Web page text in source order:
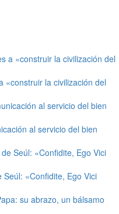
«construir la civilización del
al servicio del bien
«Confidite, Ego Vici